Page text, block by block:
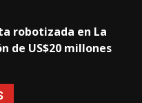
robotizada en La
de US$20 millones